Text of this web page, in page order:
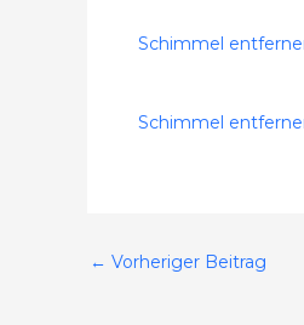
Schimmel
Schimmel
← Vorheriger Beitrag